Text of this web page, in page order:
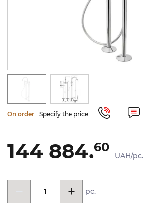
On order Specify the price
144 884.60
UAH/pc.
pc.